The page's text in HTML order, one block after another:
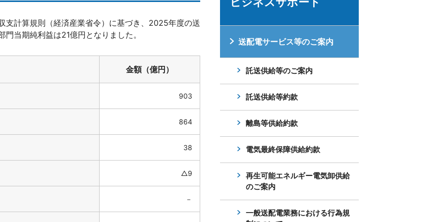
支計算規則（経済産業省令）に基づき、2025年度の送
当期純利益は21億円となりました。
金額（億円）
903
864
38
△9
－
送配電サービス等のご案内
託送供給等のご案内
託送供給等約款
離島等供給約款
電気最終保障供給約款
再生可能エネルギー電気卸供給
のご案内
一般送配電業務における行為規